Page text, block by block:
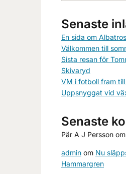
Senaste
En sida om
Välkommen till
Sista resan för
Skivaryd
VM i fotboll fram
Uppsnyggat vid
Senaste
Pär A J Persson om
admin om Nu
Hammargren